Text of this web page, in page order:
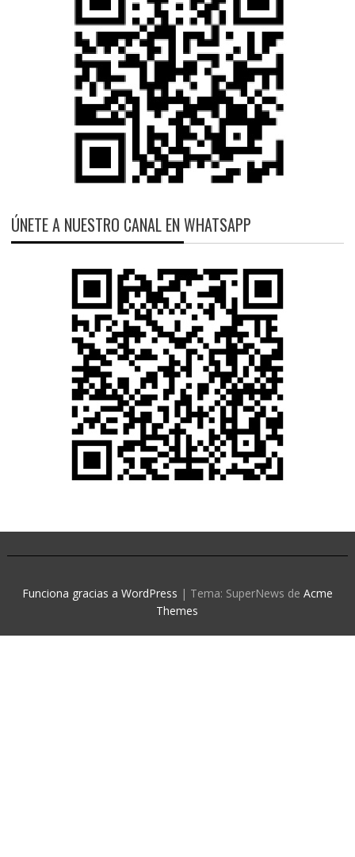
ÚNETE A NUESTRO CANAL EN WHATSAPP
Funciona gracias a WordPress | Tema: SuperNews de Acme
Themes